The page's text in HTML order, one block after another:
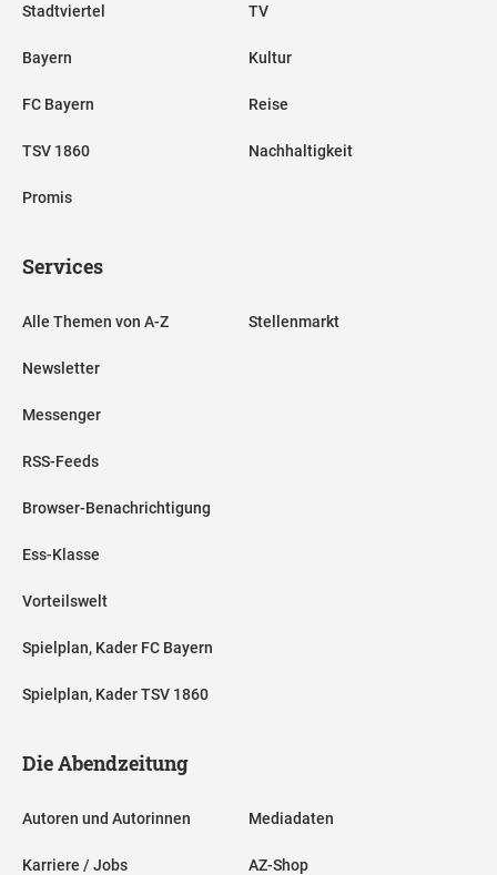
Stadtviertel
Bayern
FC Bayern
TSV 1860
Promis
TV
Kultur
Reise
Nachhaltigkeit
Services
Alle Themen von A-Z
Newsletter
Messenger
RSS-Feeds
Browser-Benachrichtigung
Ess-Klasse
Vorteilswelt
Spielplan, Kader FC Bayern
Spielplan, Kader TSV 1860
Stellenmarkt
Die Abendzeitung
Autoren und Autorinnen
Karriere / Jobs
Mediadaten
AZ-Shop